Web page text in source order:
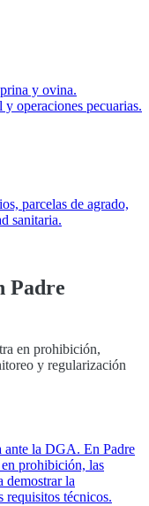
y ovina.
operaciones pecuarias.
parcelas de agrado,
sanitaria.
Padre
en prohibición,
y regularización
ante la DGA. En Padre
prohibición, las
demostrar la
técnicos.